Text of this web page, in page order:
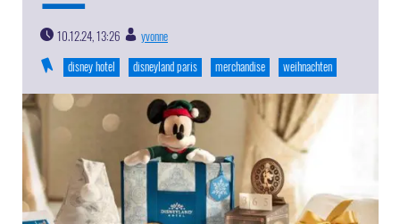
10.12.24, 13:26
yvonne
disney hotel
disneyland paris merchandise weihnachten